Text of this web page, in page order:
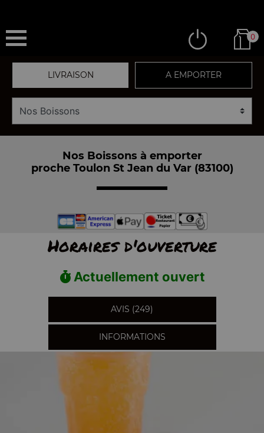
0
LIVRAISON A EMPORTER
Nos Boissons à emporter
proche Toulon St Jean du Var (83100)
Horaires d'ouverture
Actuellement ouvert
AVIS (249)
INFORMATIONS